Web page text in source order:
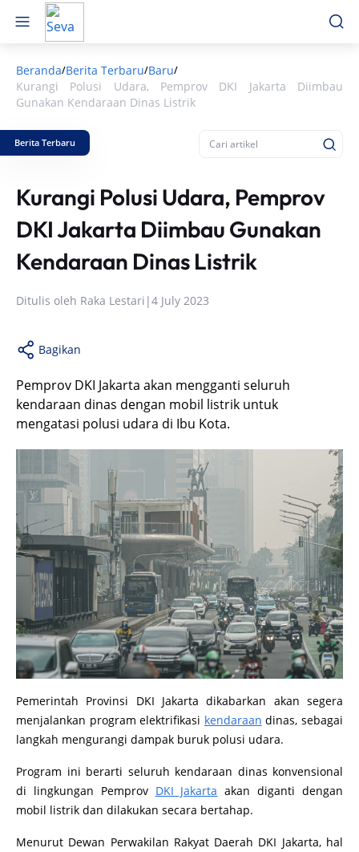
Beranda/Berita Terbaru/Baru/
Kurangi Polusi Udara, Pemprov DKI Jakarta Diimbau
Gunakan Kendaraan Dinas Listrik
Berita Terbaru
Kurangi Polusi Udara, Pemprov
DKI Jakarta Diimbau Gunakan
Kendaraan Dinas Listrik
Ditulis oleh Raka Lestari |4 July 2023
Bagikan
Pemprov DKI Jakarta akan mengganti seluruh
kendaraan dinas dengan mobil listrik untuk
mengatasi polusi udara di Ibu Kota.
Pemerintah Provinsi DKI Jakarta dikabarkan akan segera
menjalankan program elektrifikasi kendaraan dinas, sebagai
langkah mengurangi dampak buruk polusi udara.
Program ini berarti seluruh kendaraan dinas konvensional
di lingkungan Pemprov DKI Jakarta akan diganti dengan
mobil listrik dan dilakukan secara bertahap.
Menurut Dewan Perwakilan Rakyat Daerah DKI Jakarta, hal